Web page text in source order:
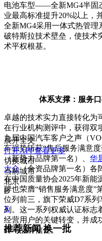
电池车型——全新MG4半固
业最高标准提升20%以上，
全新MG4采用一体式热管
破特斯拉技术壁垒，使技术
术平权根基。
体系支撑：服务
卓越的技术实力直接转化为
在行业机构测评中，获得双
九届中国汽车客户之声（
车强势斩获“售后服务满意
（新势力品牌第一名）、 华
大众（合资品牌第一名）各
在中国质量协会2025年新能
牌也荣膺“销售服务满意度”
位列前三，旗下荣威D7系
列。这一系列权威认证标志
经营用户的关键转变，并成
碑与品牌信任。
展开全文
打开APP查看更多
切换城市
当前城市
北京
B
X
推荐新闻换一批